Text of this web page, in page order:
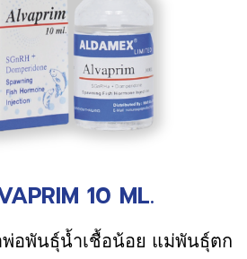
10 ML.
อพันธุ์น้ำเชื้อน้อย แม่พันธุ์ตก